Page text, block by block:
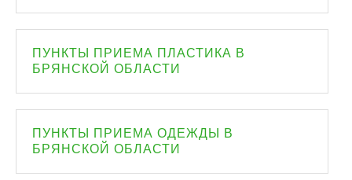
ПУНКТЫ ПРИЕМА ПЛАСТИКА В
БРЯНСКОЙ ОБЛАСТИ
ПУНКТЫ ПРИЕМА ОДЕЖДЫ В
БРЯНСКОЙ ОБЛАСТИ